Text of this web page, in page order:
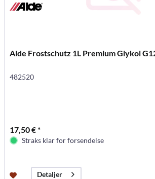
Alde Frostschutz 1L Premium Glykol
482520
17,50 € *
Straks klar for forsendelse
Detaljer